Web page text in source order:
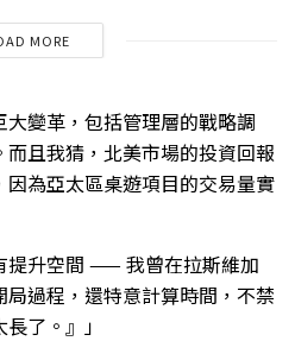
MORE
大變革，包括管理層的戰略調
且我猜，北美市場的投資回報
為亞太區桌遊項目的交易量實
提升空間 —— 我曾在拉斯維加
過程，還特意計算時間，不禁
了。』」